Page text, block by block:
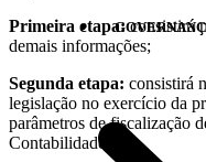
Primeira etapa:consistirá
demais informações;
Segunda etapa: consistirá
legislação no exercício da
parâmetros de fiscalização
Contabilidade;